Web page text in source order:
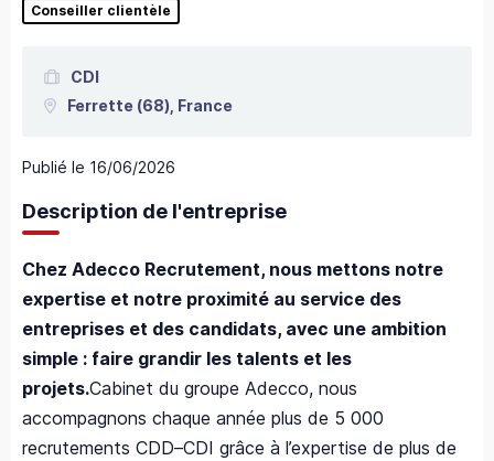
Conseiller clientèle
CDI
Ferrette (68), France
Publié le 16/06/2026
Description de l'entreprise
Chez Adecco Recrutement, nous mettons notre
expertise et notre proximité au service des
entreprises et des candidats, avec une ambition
simple : faire grandir les talents et les
projets.Cabinet du groupe Adecco, nous
accompagnons chaque année plus de 5 000
recrutements CDD–CDI grâce à l’expertise de plus de